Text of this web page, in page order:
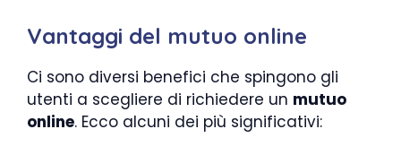
Vantaggi del mutuo online
Ci sono diversi benefici che spingono gli
utenti a scegliere di richiedere un mutuo
online. Ecco alcuni dei più significativi: